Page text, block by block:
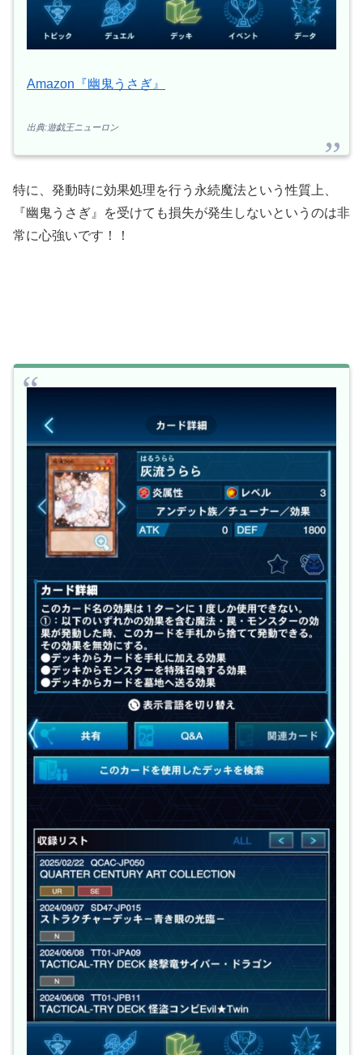
Amazon『幽鬼うさぎ』
出典:遊戯王ニューロン
特に、発動時に効果処理を行う永続魔法という性質上、
『幽鬼うさぎ』を受けても損失が発生しないというのは非
常に心強いです！！